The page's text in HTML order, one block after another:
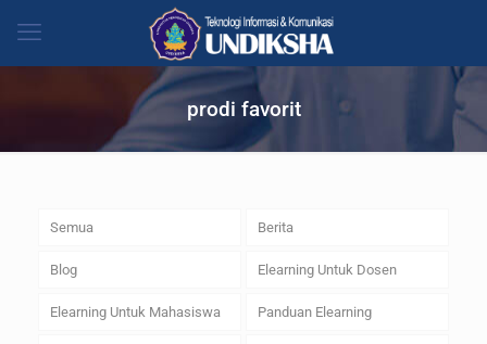
prodi favorit
Semua Berita
Blog Elearning Untuk Dosen
Elearning Untuk Mahasiswa Panduan Elearning